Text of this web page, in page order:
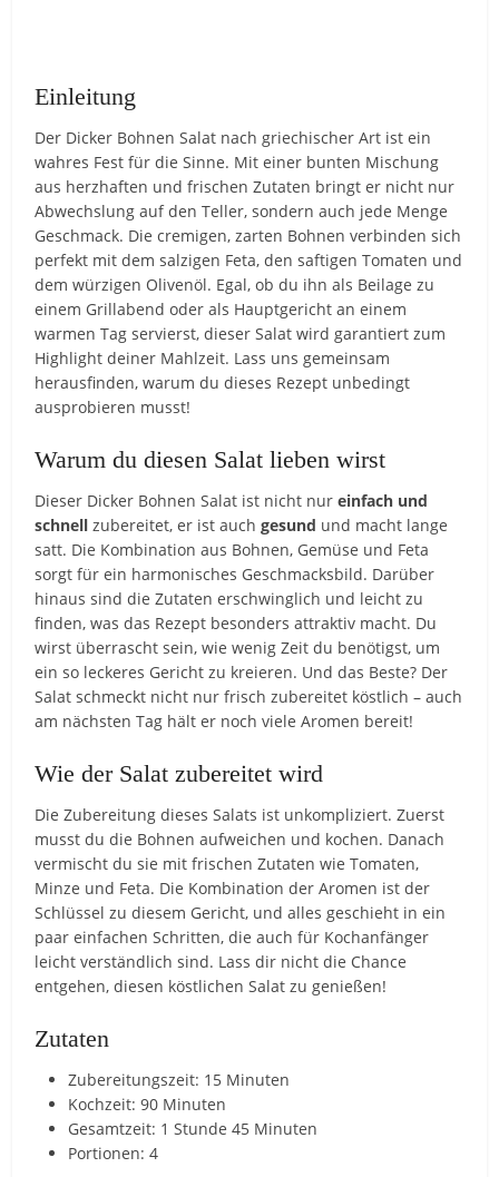
Einleitung
Der Dicker Bohnen Salat nach griechischer Art ist ein
wahres Fest für die Sinne. Mit einer bunten Mischung
aus herzhaften und frischen Zutaten bringt er nicht nur
Abwechslung auf den Teller, sondern auch jede Menge
Geschmack. Die cremigen, zarten Bohnen verbinden sich
perfekt mit dem salzigen Feta, den saftigen Tomaten und
dem würzigen Olivenöl. Egal, ob du ihn als Beilage zu
einem Grillabend oder als Hauptgericht an einem
warmen Tag servierst, dieser Salat wird garantiert zum
Highlight deiner Mahlzeit. Lass uns gemeinsam
herausfinden, warum du dieses Rezept unbedingt
ausprobieren musst!
Warum du diesen Salat lieben wirst
Dieser Dicker Bohnen Salat ist nicht nureinfach und
schnell zubereitet, er ist auchgesund und macht lange
satt. Die Kombination aus Bohnen, Gemüse und Feta
sorgt für ein harmonisches Geschmacksbild. Darüber
hinaus sind die Zutaten erschwinglich und leicht zu
finden, was das Rezept besonders attraktiv macht. Du
wirst überrascht sein, wie wenig Zeit du benötigst, um
ein so leckeres Gericht zu kreieren. Und das Beste? Der
Salat schmeckt nicht nur frisch zubereitet köstlich – auch
am nächsten Tag hält er noch viele Aromen bereit!
Wie der Salat zubereitet wird
Die Zubereitung dieses Salats ist unkompliziert. Zuerst
musst du die Bohnen aufweichen und kochen. Danach
vermischt du sie mit frischen Zutaten wie Tomaten,
Minze und Feta. Die Kombination der Aromen ist der
Schlüssel zu diesem Gericht, und alles geschieht in ein
paar einfachen Schritten, die auch für Kochanfänger
leicht verständlich sind. Lass dir nicht die Chance
entgehen, diesen köstlichen Salat zu genießen!
Zutaten
Zubereitungszeit: 15 Minuten
Kochzeit: 90 Minuten
Gesamtzeit: 1 Stunde 45 Minuten
Portionen: 4